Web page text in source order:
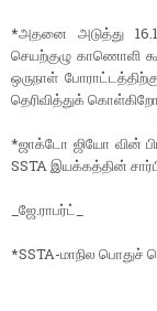
*அதனை அடுத்து
செயற்குழு காணொளி
ஒருநாள்
தெரிவித்துக்
*ஜாக்டோ ஜியோ வின்
SSTA இயக்கத்தின்
_ஜே.ராபர்ட்_
*SSTA-மாநில பொதுச்